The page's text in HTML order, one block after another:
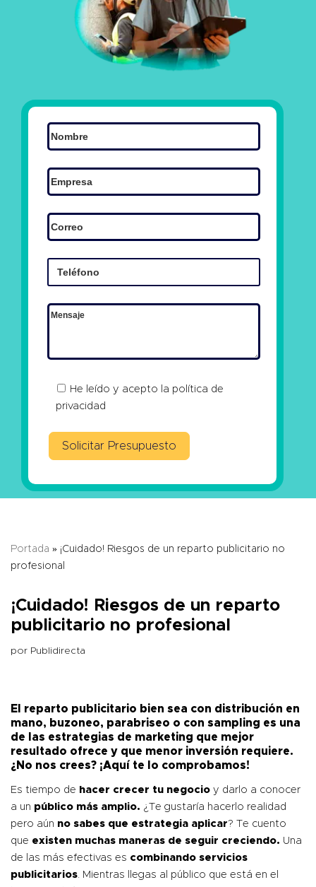
He leído y acepto la política de
privacidad
Portada » ¡Cuidado! Riesgos de un reparto publicitario no
profesional
¡Cuidado! Riesgos de un reparto
publicitario no profesional
por Publidirecta
El reparto publicitario bien sea con distribución en
mano, buzoneo, parabriseo o con sampling es una
de las estrategias de marketing que mejor
resultado ofrece y que menor inversión requiere.
¿No nos crees? ¡Aquí te lo comprobamos!
Es tiempo de hacer crecer tu negocio y darlo a conocer
a un público más amplio. ¿Te gustaría hacerlo realidad
pero aún no sabes que estrategia aplicar? Te cuento
que existen muchas maneras de seguir creciendo. Una
de las más efectivas es combinando servicios
publicitarios . Mientras llegas al público que está en el